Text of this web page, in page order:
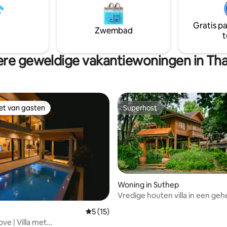
van CNX, bus-/treinstations
van het centrum van
beschikbaar op verzoek.
adembenemend uitzicht. Surin
op slechts tien minuten lopen
villa. Inclusief ontbijt en twee-
luchthaventransfers.
Zwembad
Gratis
geweldige vakantiewoningen in
van 4,98 op 5, 63 recensies
van gasten
van gasten
Gemiddelde beoordeling van 5 op 5, 15
5 (15)
| Villa met
Superhost
Superhost
Woning in Suthep
Vredige houten villa in een